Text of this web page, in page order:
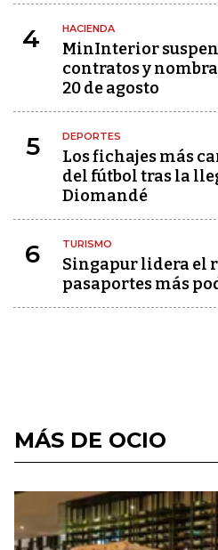
4 HACIENDA
MinInterior
contratos y
20 de agosto
5 DEPORTES
Los fichajes más
del fútbol tras la
Diomandé
6 TURISMO
Singapur lidera el
pasaportes más
MÁS DE OCIO